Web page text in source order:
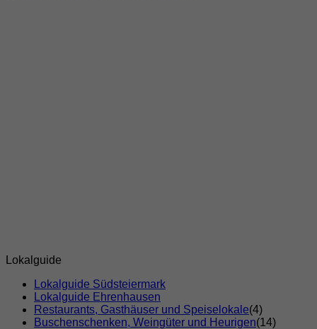
Lokalguide
Lokalguide Südsteiermark
Lokalguide Ehrenhausen
Restaurants, Gasthäuser und Speiselokale(4)
Buschenschenken, Weingüter und Heurigen(14)